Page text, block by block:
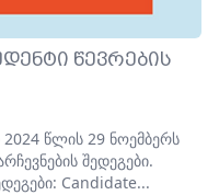
ᲬᲔᲕᲠᲔᲑᲘᲡ
წლის 29 ნოემბერს
შედეგები.
Candidate...